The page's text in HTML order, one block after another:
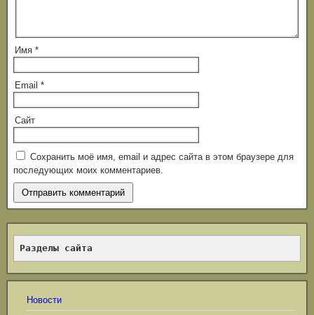
Имя *
Email *
Сайт
Сохранить моё имя, email и адрес сайта в этом браузере для
последующих моих комментариев.
Разделы сайта
Новости